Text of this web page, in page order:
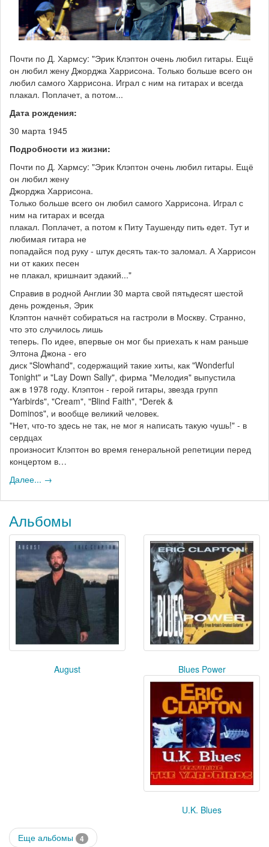
Почти по Д. Хармсу: "Эрик Клэптон очень любил гитары. Ещё
он любил жену Джорджа Харрисона. Только больше всего он
любил самого Харрисона. Играл с ним на гитарах и всегда
плакал. Поплачет, а потом...
Дата рождения:
30 марта 1945
Подробности из жизни:
Почти по Д. Хармсу: "Эрик Клэптон очень любил гитары. Ещё
он любил жену
Джорджа Харрисона.
Только больше всего он любил самого Харрисона. Играл с
ним на гитарах и всегда
плакал. Поплачет, а потом к Питу Таушенду пить едет. Тут и
любимая гитара не
попадайся под руку - штук десять так-то заломал. А Харрисон
ни от каких песен
не плакал, кришнаит эдакий..."
Справив в родной Англии 30 марта свой пятьдесят шестой
день рожденья, Эрик
Клэптон начнёт собираться на гастроли в Москву. Странно,
что это случилось лишь
теперь. По идее, впервые он мог бы приехать к нам раньше
Элтона Джона - его
диск "Slowhand", содержащий такие хиты, как "Wonderful
Tonight" и "Lay Down Sally", фирма "Мелодия" выпустила
аж в 1978 году. Клэптон - герой гитары, звезда групп
"Yarbirds", "Cream", "Blind Faith", "Derek &
Dominos", и вообще великий человек.
"Нет, что-то здесь не так, не мог я написать такую чушь!" - в
сердцах
произносит Клэптон во время генеральной репетиции перед
концертом в…
Далее... →
Альбомы
August Blues Power
U.K. Blues
Еще альбомы 4